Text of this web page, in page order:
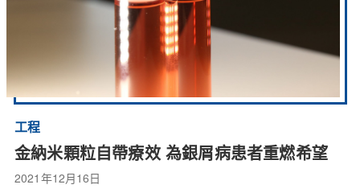
工程
金納米顆粒自帶療效 為銀屑病患者重燃希望
2021年12月16日